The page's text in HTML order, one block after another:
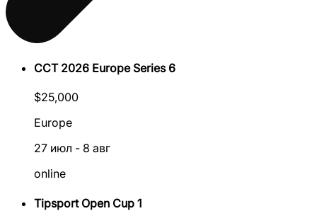
CCT 2026 Europe Series 6
$25,000
Europe
27 июл - 8 авг
online
Tipsport Open Cup 1